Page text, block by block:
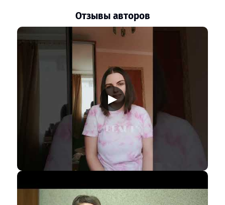
Отзывы авторов
▶